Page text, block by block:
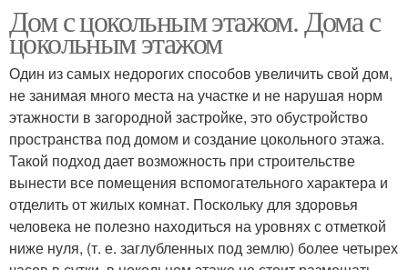
Дом с цокольным этажом. Дома с
цокольным этажом
Один из самых недорогих способов увеличить свой дом,
не занимая много места на участке и не нарушая норм
этажности в загородной застройке, это обустройство
пространства под домом и создание цокольного этажа.
Такой подход дает возможность при строительстве
вынести все помещения вспомогательного характера и
отделить от жилых комнат. Поскольку для здоровья
человека не полезно находиться на уровнях с отметкой
ниже нуля, (т. е. заглубленных под землю) более четырех